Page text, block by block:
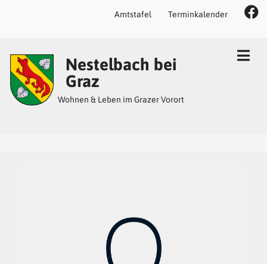
Accesskey
1)
Accesskey
2)
Accesskey
3)
Amtstafel Terminkalender
Nestelbach bei
Graz
Wohnen & Leben im Grazer Vorort